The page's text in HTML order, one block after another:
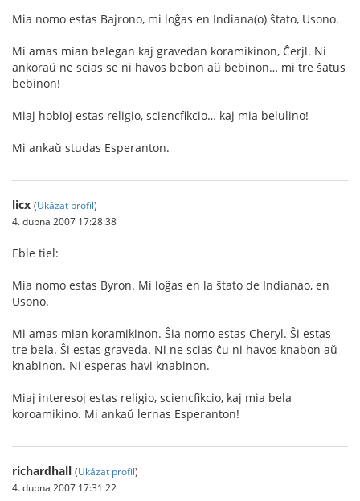
Mia nomo estas Bajrono, mi loĝas en Indiana(o) ŝtato, Usono.
Mi amas mian belegan kaj gravedan koramikinon, Ĉerjl. Ni
ankoraŭ ne scias se ni havos bebon aŭ bebinon… mi tre ŝatus
bebinon!
Miaj hobioj estas religio, sciencfikcio… kaj mia belulino!
Mi ankaŭ studas Esperanton.
licx (Ukázat profil)
4. dubna 2007 17:28:38
Eble tiel:
Mia nomo estas Byron. Mi loĝas en la ŝtato de Indianao, en
Usono.
Mi amas mian koramikinon. Ŝia nomo estas Cheryl. Ŝi estas
tre bela. Ŝi estas graveda. Ni ne scias ĉu ni havos knabon aŭ
knabinon. Ni esperas havi knabinon.
Miaj interesoj estas religio, sciencfikcio, kaj mia bela
koroamikino. Mi ankaŭ lernas Esperanton!
richardhall (Ukázat profil)
4. dubna 2007 17:31:22